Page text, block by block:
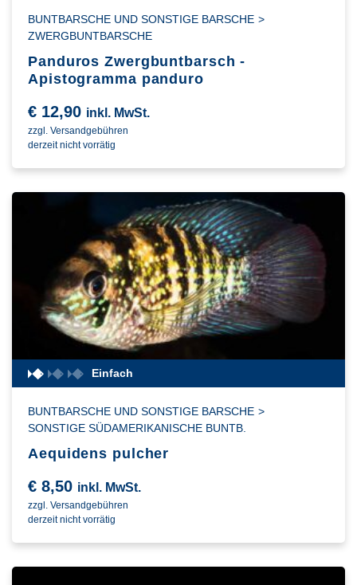
BUNTBARSCHE UND SONSTIGE BARSCHE >
ZWERGBUNTBARSCHE
Panduros Zwergbuntbarsch -
Apistogramma panduro
€ 12,90 inkl. MwSt.
zzgl. Versandgebühren
derzeit nicht vorrätig
Einfach
BUNTBARSCHE UND SONSTIGE BARSCHE >
SONSTIGE SÜDAMERIKANISCHE BUNTB.
Aequidens pulcher
€ 8,50 inkl. MwSt.
zzgl. Versandgebühren
derzeit nicht vorrätig